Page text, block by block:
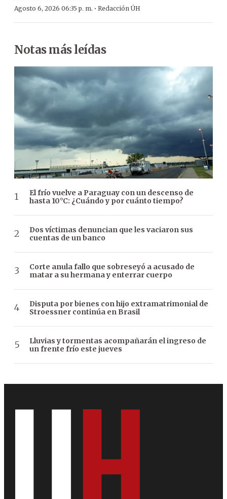
Agosto 6, 2026 06:35 p. m. · Redacción ÚH
Notas más leídas
El frío vuelve a Paraguay con un descenso de
hasta 10°C: ¿Cuándo y por cuánto tiempo?
Dos víctimas denuncian que les vaciaron sus
cuentas de un banco
Corte anula fallo que sobreseyó a acusado de
matar a su hermana y enterrar cuerpo
Disputa por bienes con hijo extramatrimonial de
Stroessner continúa en Brasil
Lluvias y tormentas acompañarán el ingreso de
un frente frío este jueves